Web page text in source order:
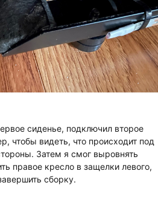
сиденье, подключил второе
чтобы видеть, что происходит под
Затем я смог выровнять
правое кресло в защелки левого,
сборку.